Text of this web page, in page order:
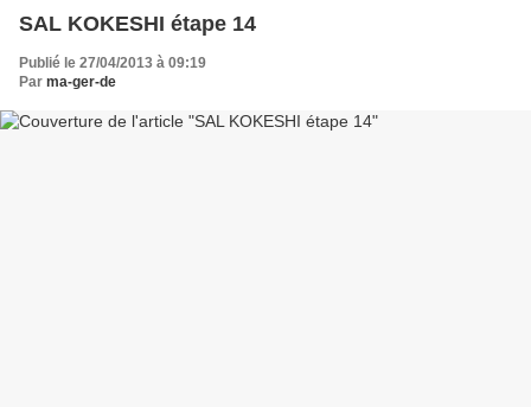
SAL KOKESHI étape 14
Publié le 27/04/2013 à 09:19
Par ma-ger-de